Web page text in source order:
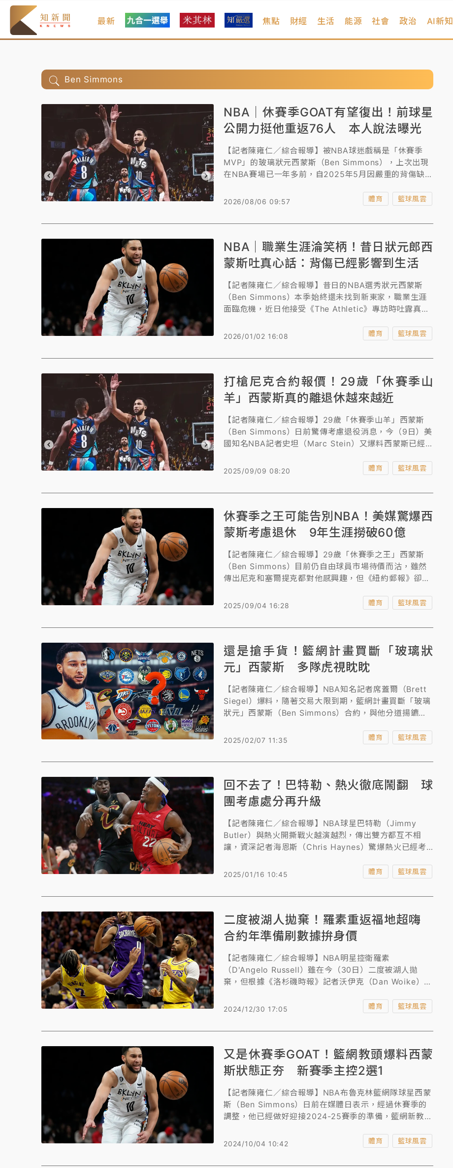
最新 焦點 財經 生活 能源 社會 政治 AI新知
Ben Simmons
NBA｜休賽季GOAT有望復出！前球星
公開力挺他重返76人 本人說法曝光
【記者陳雍仁／綜合報導】被NBA球迷戲稱是「休賽季
MVP」的玻璃狀元西蒙斯（Ben Simmons），上次出現
在NBA賽場已一年多前，自2025年5月因嚴重的背傷缺陣
他重返NBA的傳聞鬧得沸沸揚揚，甚至傳出他可能回到
2026/08/06 09:57 體育 籃球風雲
NBA｜職業生涯淪笑柄！昔日狀元郎西
蒙斯吐真心話：背傷已經影響到生活
【記者陳雍仁／綜合報導】昔日的NBA選秀狀元西蒙斯
（Ben Simmons）本季始終還未找到新東家，職業生涯
面臨危機，近日他接受《The Athletic》專訪時吐露真心
正常發揮，甚至已經嚴重影響到他的生活。
2026/01/02 16:08 體育 籃球風雲
打槍尼克合約報價！29歲「休賽季山
羊」西蒙斯真的離退休越來越近
【記者陳雍仁／綜合報導】29歲「休賽季山羊」西蒙斯
（Ben Simmons）日前驚傳考慮退役消息，今（9日）美
國知名NBA記者史坦（Marc Stein）又爆料西蒙斯已經
的打算告別NBA生涯。
2025/09/09 08:20 體育 籃球風雲
休賽季之王可能告別NBA！美媒驚爆西
蒙斯考慮退休 9年生涯撈破60億
【記者陳雍仁／綜合報導】29歲「休賽季之王」西蒙斯
（Ben Simmons）目前仍自由球員市場待價而沽，雖然
傳出尼克和塞爾提克都對他感興趣，但《紐約郵報》卻爆
NBA。
2025/09/04 16:28 體育 籃球風雲
還是搶手貨！籃網計畫買斷「玻璃狀
元」西蒙斯 多隊虎視眈眈
【記者陳雍仁／綜合報導】NBA知名記者席蓋爾（Brett
Siegel）爆料，隨著交易大限到期，籃網計畫買斷「玻璃
狀元」西蒙斯（Ben Simmons）合約，與他分道揚鑣，
仍被看重，吸引多支球隊虎視眈眈，等著撿便宜。
2025/02/07 11:35 體育 籃球風雲
回不去了！巴特勒、熱火徹底鬧翻 球
團考慮處分再升級
【記者陳雍仁／綜合報導】NBA球星巴特勒（Jimmy
Butler）與熱火開撕戰火越演越烈，傳出雙方都互不相
讓，資深記者海恩斯（Chris Haynes）驚爆熱火已經考
害球隊的行為」變更為「拒絕履行合約義務」，如果聯盟
款。
2025/01/16 10:45 體育 籃球風雲
二度被湖人拋棄！羅素重返福地超嗨
合約年準備刷數據拚身價
【記者陳雍仁／綜合報導】NBA明星控衛羅素
（D'Angelo Russell）雖在今（30日）二度被湖人拋
棄，但根據《洛杉磯時報》記者沃伊克（Dan Woike）爆
2024/12/30 17:05 體育 籃球風雲
又是休賽季GOAT！籃網教頭爆料西蒙
斯狀態正夯 新賽季主控2選1
【記者陳雍仁／綜合報導】NBA布魯克林籃網隊球星西蒙
斯（Ben Simmons）日前在媒體日表示，經過休賽季的
調整，他已經做好迎接2024-25賽季的準備，籃網新教頭
十分出色，在組織、快攻、防守端的表現都獲得肯定，新
置。
2024/10/04 10:42 體育 籃球風雲